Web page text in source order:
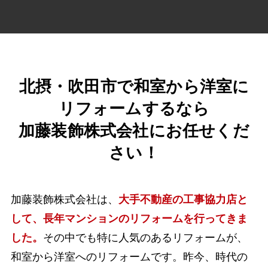
北摂・吹田市で和室から洋室に
リフォームするなら
加藤装飾株式会社にお任せくだ
さい！
加藤装飾株式会社は、 大手不動産の工事協力店と
して、長年マンションのリフォームを行ってきま
した。 その中でも特に人気のあるリフォームが、
和室から洋室へのリフォームです。昨今、時代の